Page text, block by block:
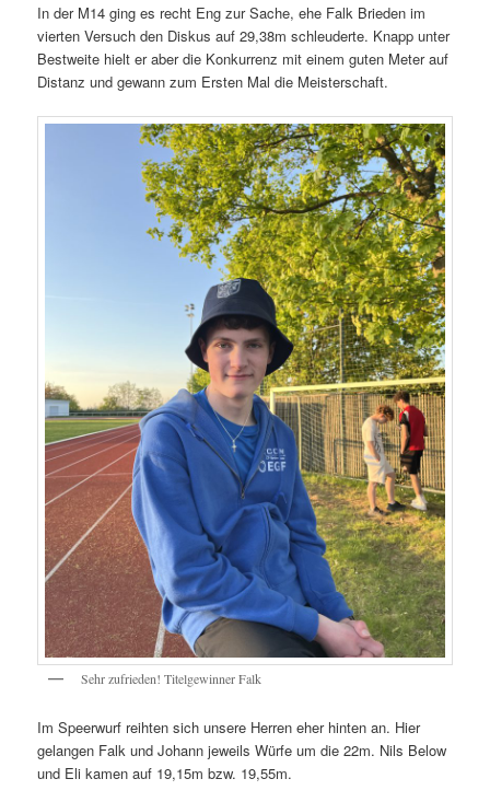
In der M14 ging es recht Eng zur Sache, ehe Falk Brieden im
vierten Versuch den Diskus auf 29,38m schleuderte. Knapp unter
Bestweite hielt er aber die Konkurrenz mit einem guten Meter auf
Distanz und gewann zum Ersten Mal die Meisterschaft.
Sehr zufrieden! Titelgewinner Falk
Im Speerwurf reihten sich unsere Herren eher hinten an. Hier
gelangen Falk und Johann jeweils Würfe um die 22m. Nils Below
und Eli kamen auf 19,15m bzw. 19,55m.